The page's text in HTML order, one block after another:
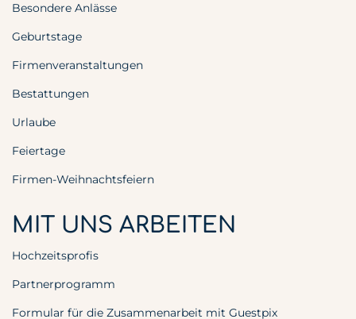
Besondere Anlässe
Geburtstage
Firmenveranstaltungen
Bestattungen
Urlaube
Feiertage
Firmen-Weihnachtsfeiern
MIT UNS ARBEITEN
Hochzeitsprofis
Partnerprogramm
Formular für die Zusammenarbeit mit Guestpix